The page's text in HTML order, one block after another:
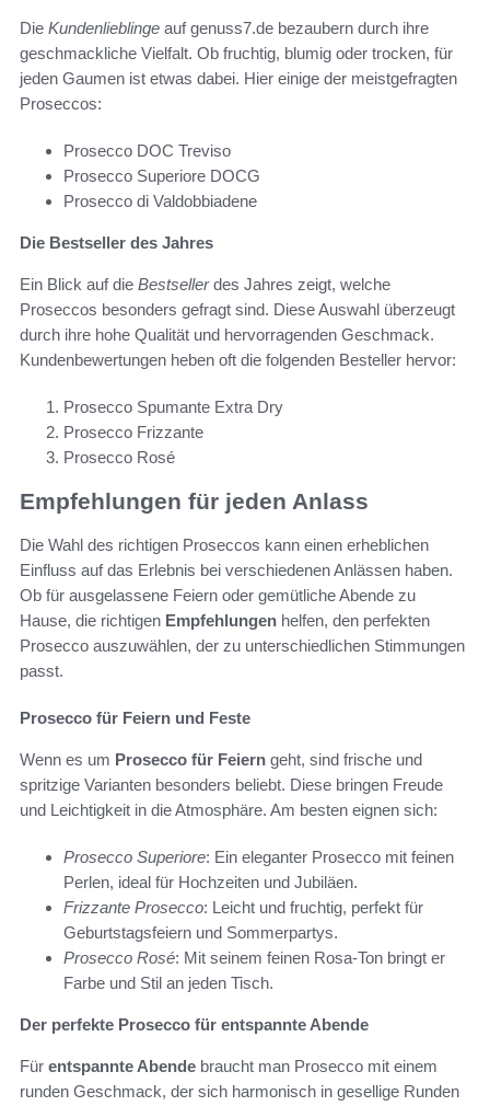
Die Kundenlieblinge auf genuss7.de bezaubern durch ihre
geschmackliche Vielfalt. Ob fruchtig, blumig oder trocken, für
jeden Gaumen ist etwas dabei. Hier einige der meistgefragten
Proseccos:
Prosecco DOC Treviso
Prosecco Superiore DOCG
Prosecco di Valdobbiadene
Die Bestseller des Jahres
Ein Blick auf die Bestsellerdes Jahres zeigt, welche
Proseccos besonders gefragt sind. Diese Auswahl überzeugt
durch ihre hohe Qualität und hervorragenden Geschmack.
Kundenbewertungen heben oft die folgenden Besteller hervor:
Prosecco Spumante Extra Dry
Prosecco Frizzante
Prosecco Rosé
Empfehlungen für jeden Anlass
Die Wahl des richtigen Proseccos kann einen erheblichen
Einfluss auf das Erlebnis bei verschiedenen Anlässen haben.
Ob für ausgelassene Feiern oder gemütliche Abende zu
Hause, die richtigen Empfehlungen helfen, den perfekten
Prosecco auszuwählen, der zu unterschiedlichen Stimmungen
passt.
Prosecco für Feiern und Feste
Wenn es um Prosecco für Feiern geht, sind frische und
spritzige Varianten besonders beliebt. Diese bringen Freude
und Leichtigkeit in die Atmosphäre. Am besten eignen sich:
Prosecco Superiore: Ein eleganter Prosecco mit feinen
Perlen, ideal für Hochzeiten und Jubiläen.
Frizzante Prosecco: Leicht und fruchtig, perfekt für
Geburtstagsfeiern und Sommerpartys.
Prosecco Rosé: Mit seinem feinen Rosa-Ton bringt er
Farbe und Stil an jeden Tisch.
Der perfekte Prosecco für entspannte Abende
Für entspannte Abende braucht man Prosecco mit einem
runden Geschmack, der sich harmonisch in gesellige Runden